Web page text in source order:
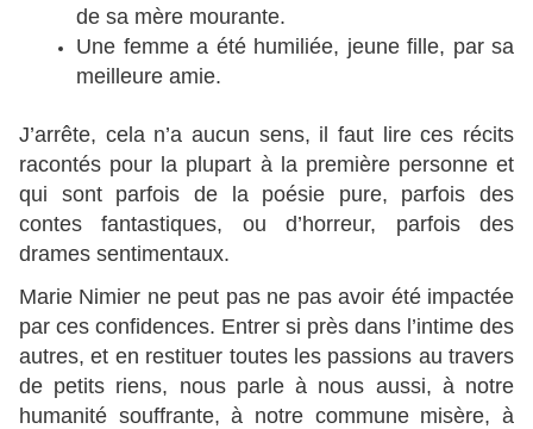
de sa mère mourante.
Une femme a été humiliée, jeune fille, par sa
meilleure amie.
J’arrête, cela n’a aucun sens, il faut lire ces récits
racontés pour la plupart à la première personne et
qui sont parfois de la poésie pure, parfois des
contes fantastiques, ou d’horreur, parfois des
drames sentimentaux.
Marie Nimier ne peut pas ne pas avoir été impactée
par ces confidences. Entrer si près dans l’intime des
autres, et en restituer toutes les passions au travers
de petits riens, nous parle à nous aussi, à notre
humanité souffrante, à notre commune misère, à